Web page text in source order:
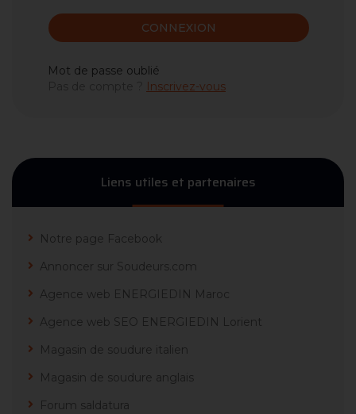
CONNEXION
Mot de passe oublié
Inscrivez-vous
Liens utiles et partenaires
Notre page Facebook
Annoncer sur Soudeurs.com
Agence web ENERGIEDIN Maroc
Agence web SEO ENERGIEDIN Lorient
Magasin de soudure italien
Magasin de soudure anglais
Forum saldatura